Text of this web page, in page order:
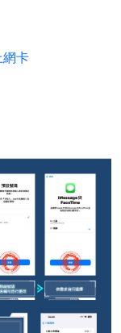
網卡